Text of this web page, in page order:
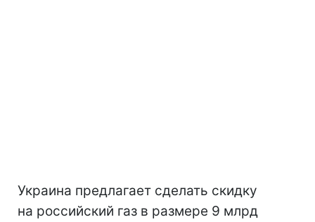
Украина предлагает сделать скидку
на российский газ в размере 9 млрд